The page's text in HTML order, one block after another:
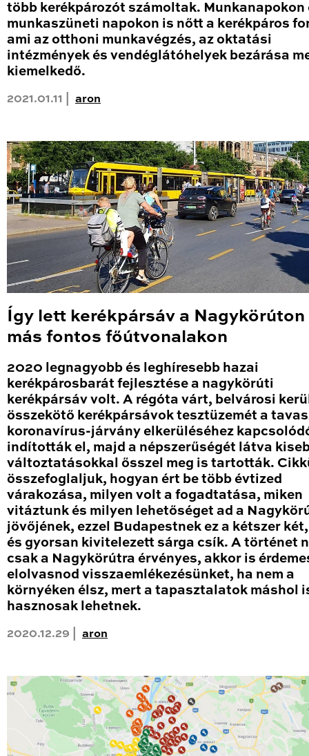
több kerékpározót számoltak. Munkanapokon
munkaszüneti napokon is nőtt a kerékpáros
ami az otthoni munkavégzés, az oktatási
intézmények és vendéglátóhelyek bezárása
kiemelkedő.
2021.01.11 | aron
Így lett kerékpársáv a Nagykörúton
más fontos főútvonalakon
2020 legnagyobb és leghíresebb hazai
kerékpárosbarát fejlesztése a nagykörúti
kerékpársáv volt. A régóta várt, belvárosi
összekötő kerékpársávok tesztüzemét a
koronavírus-járvány elkerüléséhez
indították el, majd a népszerűségét látva
változtatásokkal ősszel meg is tartották.
összefoglaljuk, hogyan ért be több évtized
várakozása, milyen volt a fogadtatása, miken
vitáztunk és milyen lehetőséget ad a
jövőjének, ezzel Budapestnek ez a kétszer
és gyorsan kivitelezett sárga csík. A történet
csak a Nagykörútra érvényes, akkor is
elolvasnod visszaemlékezésünket, ha nem a
környéken élsz, mert a tapasztalatok máshol
hasznosak lehetnek.
2020.12.29 | aron